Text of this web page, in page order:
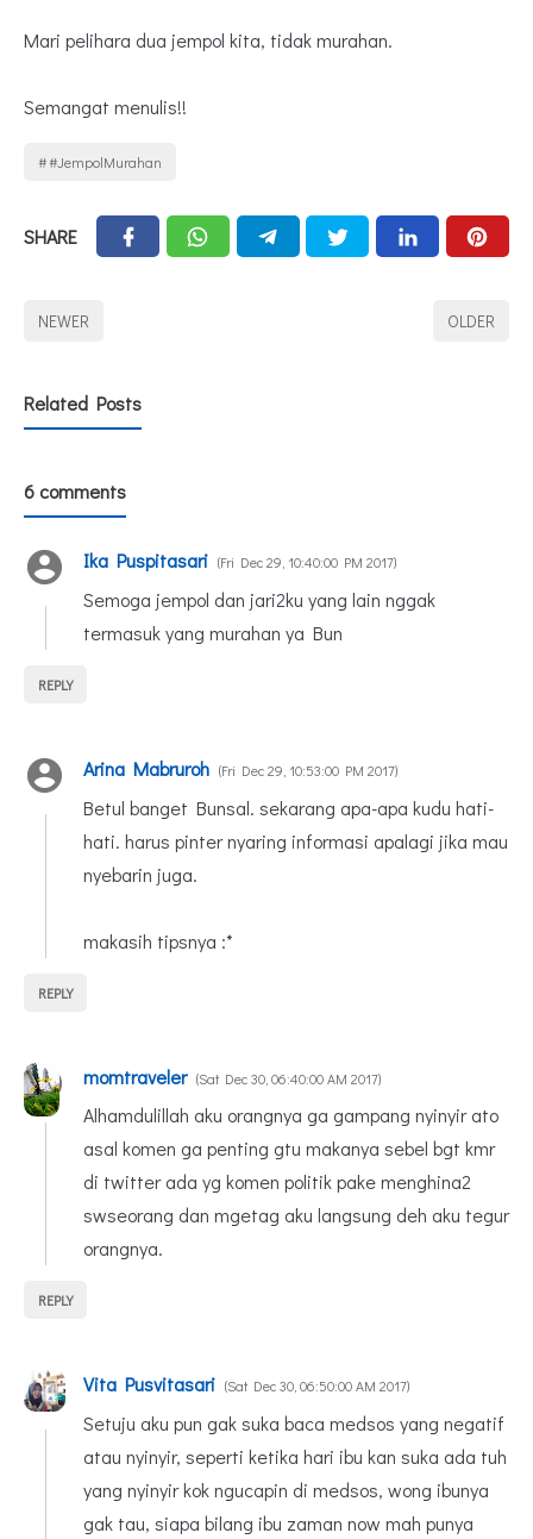
Mari pelihara dua jempol kita, tidak murahan.
Semangat menulis!!
#JempolMurahan
SHARE
NEWER OLDER
Related Posts
6 comments
Ika Puspitasari Fri Dec 29, 10:40:00 PM 2017
Semoga jempol dan jari2ku yang lain nggak
termasuk yang murahan ya Bun
REPLY
Arina Mabruroh Fri Dec 29, 10:53:00 PM 2017
Betul banget Bunsal. sekarang apa-apa kudu hati-
hati. harus pinter nyaring informasi apalagi jika mau
nyebarin juga.
makasih tipsnya :*
REPLY
momtraveler Sat Dec 30, 06:40:00 AM 2017
Alhamdulillah aku orangnya ga gampang nyinyir ato
asal komen ga penting gtu makanya sebel bgt kmr
di twitter ada yg komen politik pake menghina2
swseorang dan mgetag aku langsung deh aku tegur
orangnya.
REPLY
Vita Pusvitasari Sat Dec 30, 06:50:00 AM 2017
Setuju aku pun gak suka baca medsos yang negatif
atau nyinyir, seperti ketika hari ibu kan suka ada tuh
yang nyinyir kok ngucapin di medsos, wong ibunya
gak tau, siapa bilang ibu zaman now mah punya